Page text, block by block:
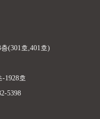
(301호,401호)
1928호
5398